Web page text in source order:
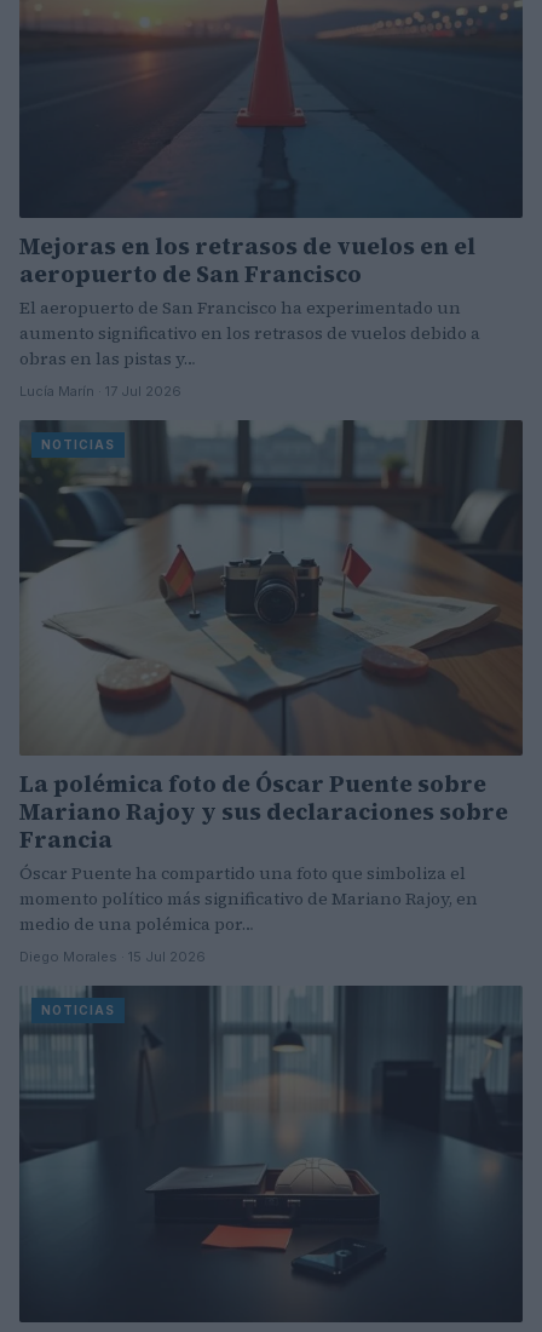
Mejoras en los retrasos de vuelos en el
aeropuerto de San Francisco
El aeropuerto de San Francisco ha experimentado un
aumento significativo en los retrasos de vuelos debido a
obras en las pistas y…
Lucía Marín · 17 Jul 2026
NOTICIAS
La polémica foto de Óscar Puente sobre
Mariano Rajoy y sus declaraciones sobre
Francia
Óscar Puente ha compartido una foto que simboliza el
momento político más significativo de Mariano Rajoy, en
medio de una polémica por…
Diego Morales · 15 Jul 2026
NOTICIAS